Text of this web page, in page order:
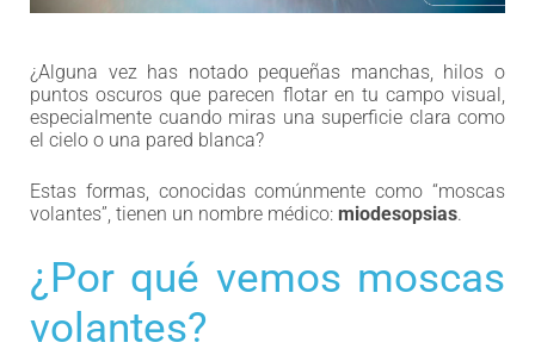
¿Alguna vez has notado pequeñas manchas, hilos o
puntos oscuros que parecen flotar en tu campo visual,
especialmente cuando miras una superficie clara como
el cielo o una pared blanca?
Estas formas, conocidas comúnmente como “moscas
volantes”, tienen un nombre médico: miodesopsias.
¿Por qué vemos moscas
volantes?